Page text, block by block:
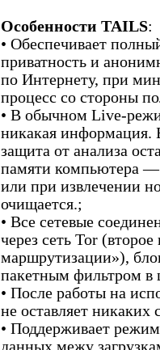
Особенности TAILS:
• Обеспечивает
приватность и
по Интернету, при
процесс со стороны
• В обычном Live-
никакая информация.
защита от анализа
памяти компьютера —
или при извлечении
очищается.;
• Все сетевые
через сеть Tor
маршрутизации»),
пакетным фильтром в
• После работы на
не оставляет никаких
• Поддерживает
данных межу